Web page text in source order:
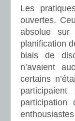
Les
ouvertes.
absolue
planification
biais de
n’avaient
certains
participation